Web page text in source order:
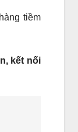
tiềm
kết nối